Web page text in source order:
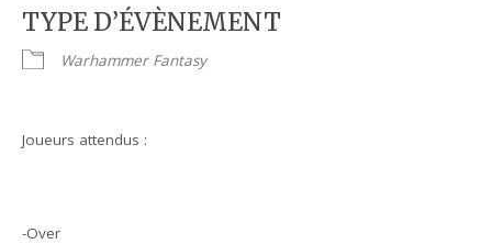
TYPE D’ÉVÈNEMENT
Warhammer Fantasy
Joueurs attendus :
-Over